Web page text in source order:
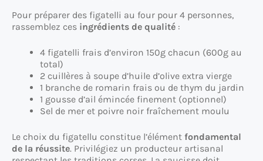
Pour préparer des figatelli au four pour 4 personnes,
rassemblez ces ingrédients de qualité :
4 figatelli frais d’environ 150g chacun (600g au
total)
2 cuillères à soupe d’huile d’olive extra vierge
1 branche de romarin frais ou de thym du jardin
1 gousse d’ail émincée finement (optionnel)
Sel de mer et poivre noir fraîchement moulu
Le choix du figatellu constitue l’élément fondamental
de la réussite. Privilégiez un producteur artisanal